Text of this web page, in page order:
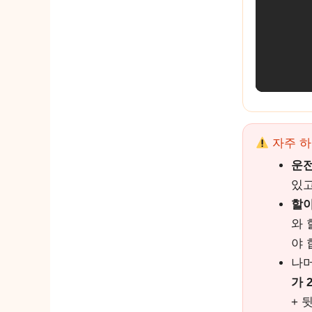
자주
운
있
할
와
야
나
가
+